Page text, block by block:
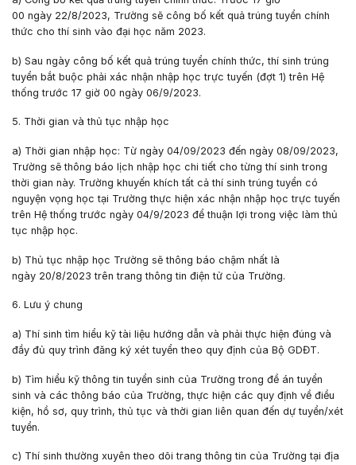
00 ngày 22/8/2023, Trường sẽ công bố kết quả trúng tuyển chính
thức cho thí sinh vào đại học năm 2023.
b) Sau ngày công bố kết quả trúng tuyển chính thức, thí sinh trúng
tuyển bắt buộc phải xác nhận nhập học trực tuyến (đợt 1) trên Hệ
thống trước 17 giờ 00 ngày 06/9/2023.
5. Thời gian và thủ tục nhập học
a) Thời gian nhập học: Từ ngày 04/09/2023 đến ngày 08/09/2023,
Trường sẽ thông báo lịch nhập học chi tiết cho từng thí sinh trong
thời gian này. Trường khuyến khích tất cả thí sinh trúng tuyển có
nguyện vọng học tại Trường thực hiện xác nhận nhập học trực tuyến
trên Hệ thống trước ngày 04/9/2023 để thuận lợi trong việc làm thủ
tục nhập học.
b) Thủ tục nhập học Trường sẽ thông báo chậm nhất là
ngày 20/8/2023 trên trang thông tin điện tử của Trường.
6. Lưu ý chung
a) Thí sinh tìm hiểu kỹ tài liệu hướng dẫn và phải thực hiện đúng và
đầy đủ quy trình đăng ký xét tuyển theo quy định của Bộ GDĐT.
b) Tìm hiểu kỹ thông tin tuyển sinh của Trường trong đề án tuyển
sinh và các thông báo của Trường, thực hiện các quy định về điều
kiện, hồ sơ, quy trình, thủ tục và thời gian liên quan đến dự tuyển/xét
tuyển.
c) Thí sinh thường xuyên theo dõi trang thông tin của Trường tại địa